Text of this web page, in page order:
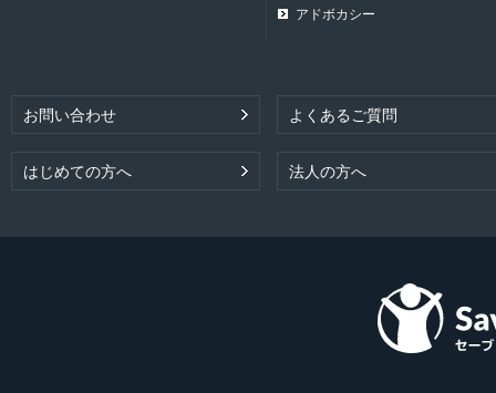
アドボカシー
お問い合わせ よくあるご質問
はじめての方へ 法人の方へ